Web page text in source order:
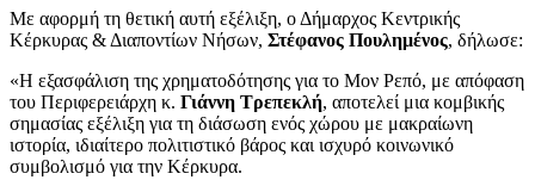
Με αφορμή τη θετική αυτή εξέλιξη, ο Δήμαρχος Κεντρικής
Κέρκυρας & Διαποντίων Νήσων, Στέφανος Πουλημένος, δήλωσε:
«Η εξασφάλιση της χρηματοδότησης για το Μον Ρεπό, με απόφαση
του Περιφερειάρχη κ. Γιάννη Τρεπεκλή, αποτελεί μια κομβικής
σημασίας εξέλιξη για τη διάσωση ενός χώρου με μακραίωνη
ιστορία, ιδιαίτερο πολιτιστικό βάρος και ισχυρό κοινωνικό
συμβολισμό για την Κέρκυρα.